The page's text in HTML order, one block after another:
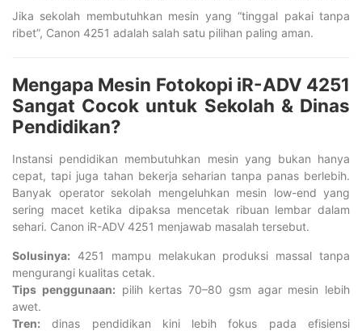
Jika sekolah membutuhkan mesin yang “tinggal pakai tanpa
ribet”, Canon 4251 adalah salah satu pilihan paling aman.
Mengapa Mesin Fotokopi iR-ADV 4251
Sangat Cocok untuk Sekolah & Dinas
Pendidikan?
Instansi pendidikan membutuhkan mesin yang bukan hanya
cepat, tapi juga tahan bekerja seharian tanpa panas berlebih.
Banyak operator sekolah mengeluhkan mesin low-end yang
sering macet ketika dipaksa mencetak ribuan lembar dalam
sehari. Canon iR-ADV 4251 menjawab masalah tersebut.
Solusinya: 4251 mampu melakukan produksi massal tanpa
mengurangi kualitas cetak.
Tips penggunaan: pilih kertas 70–80 gsm agar mesin lebih
awet.
Tren: dinas pendidikan kini lebih fokus pada efisiensi